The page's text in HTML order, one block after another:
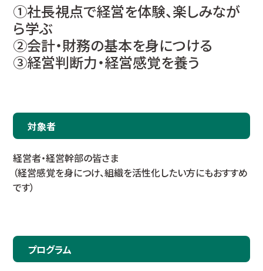
①社長視点で経営を体験、楽しみなが
ら学ぶ
②会計・財務の基本を身につける
③経営判断力・経営感覚を養う
対象者
経営者・経営幹部の皆さま
（経営感覚を身につけ、組織を活性化したい方にもおすすめ
です）
プログラム